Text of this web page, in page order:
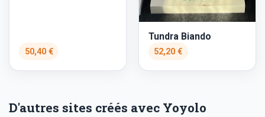
50,40 €
Tundra Biando
52,20 €
D'autres sites créés avec Yoyolo